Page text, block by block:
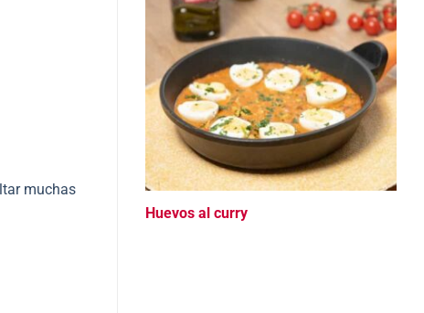
muchas
Huevos al curry